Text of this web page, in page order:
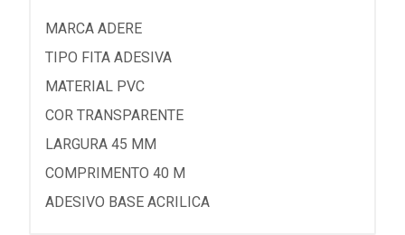
MARCA ADERE
TIPO FITA ADESIVA
MATERIAL PVC
COR TRANSPARENTE
LARGURA 45 MM
COMPRIMENTO 40 M
ADESIVO BASE ACRILICA